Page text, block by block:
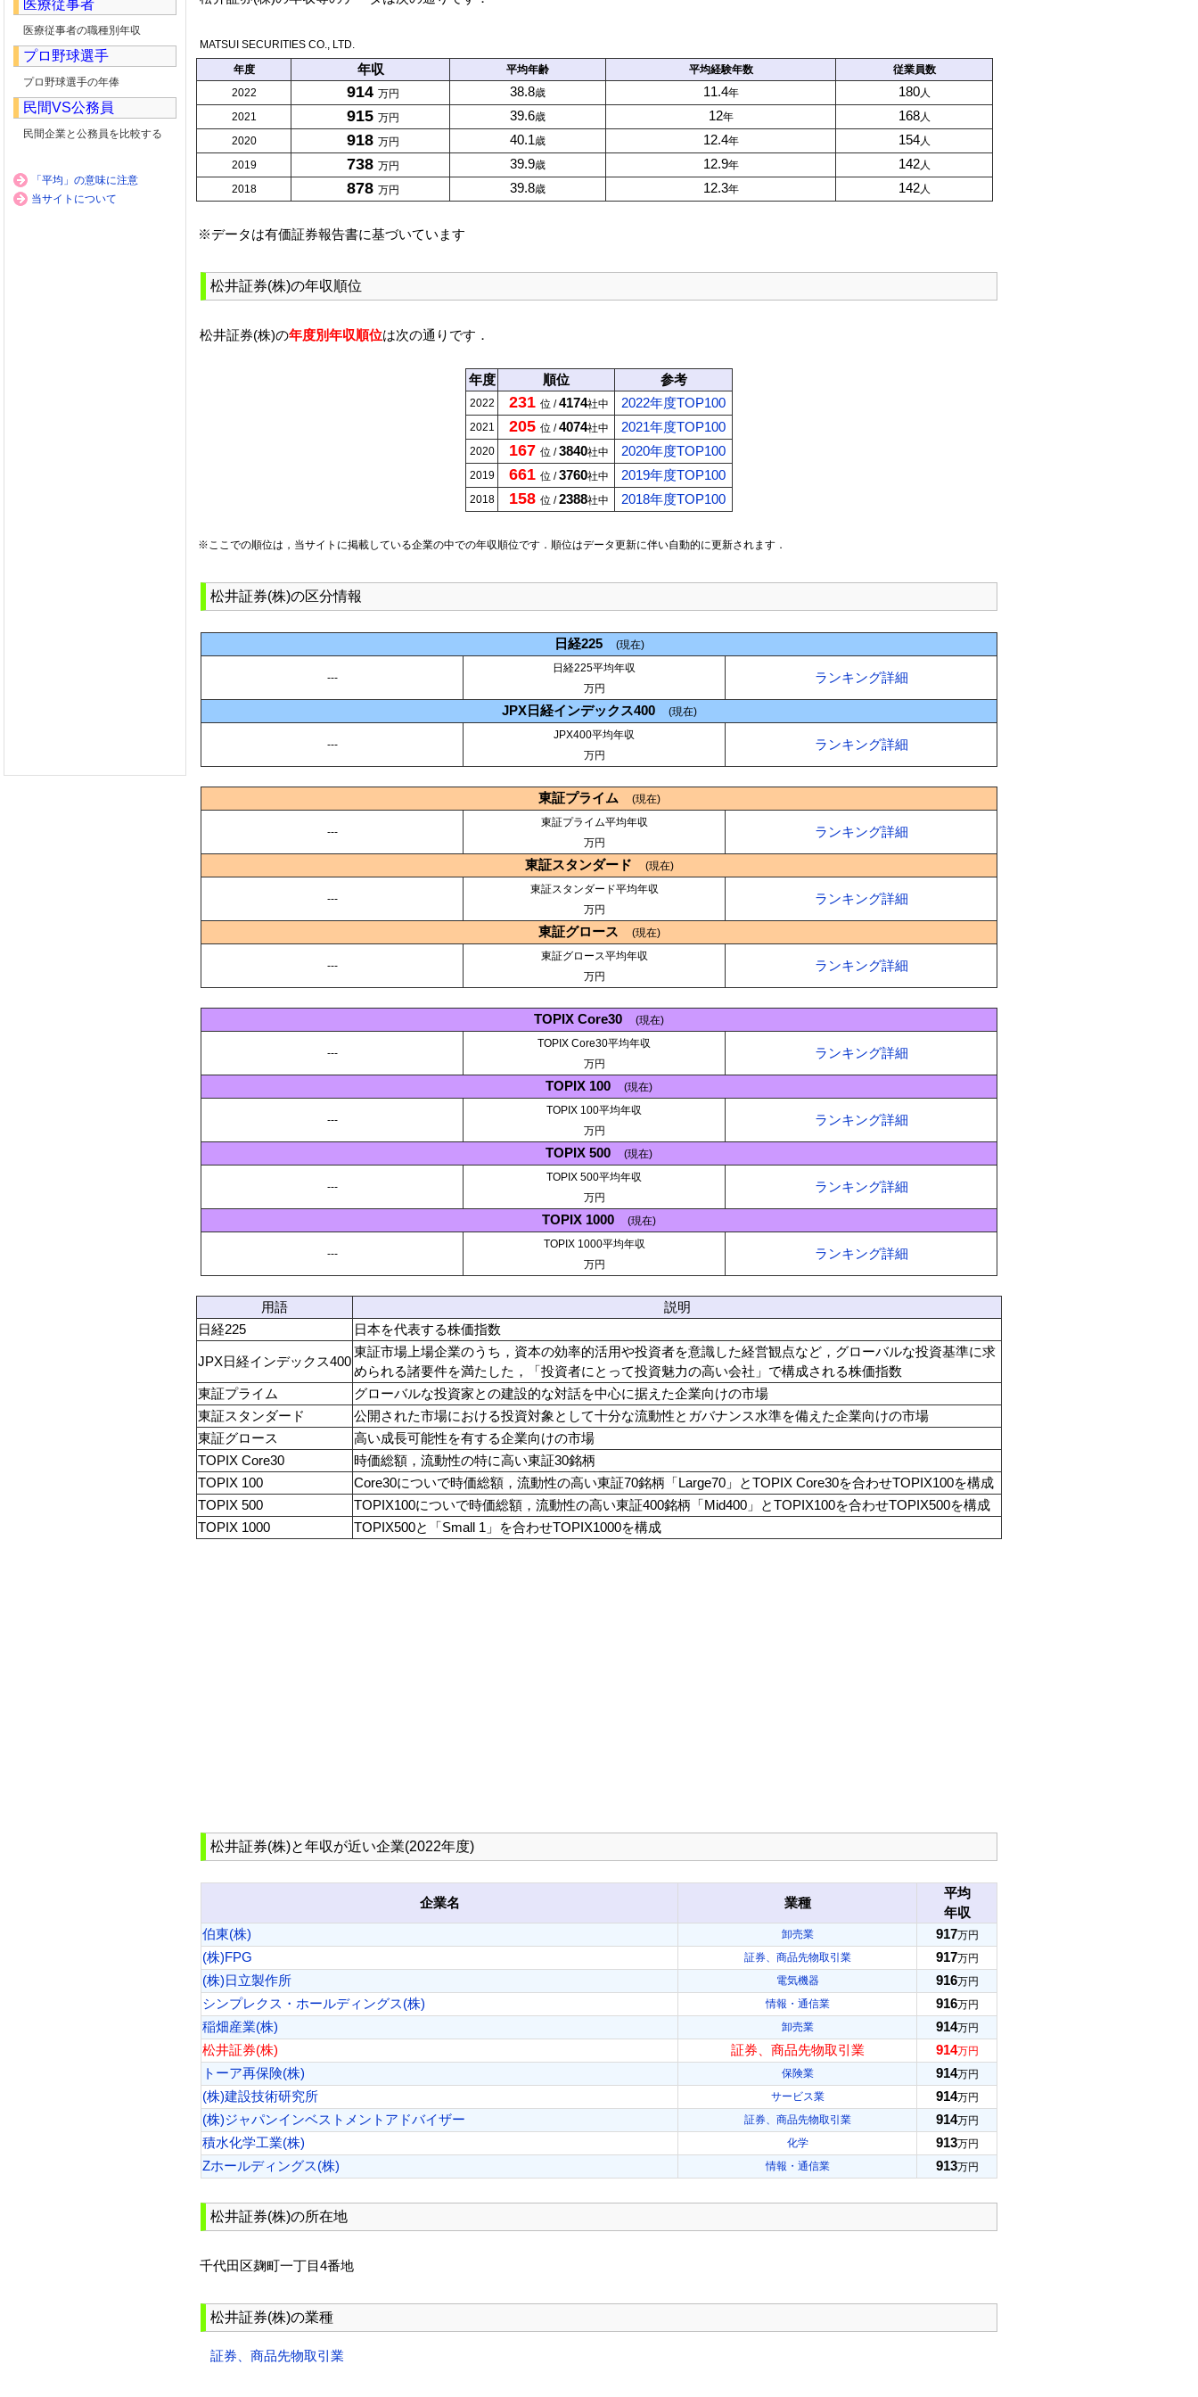
MATSUI SECURITIES CO., LTD.
年度
年収 平均年齢 平均経験年数
従業員数
2022
914 万円 38.8歳 11.4年 180人
2021
915 万円 39.6歳 12年 168人
2020
918 万円 40.1歳 12.4年 154人
2019
738 万円 39.9歳 12.9年 142人
2018
878 万円 39.8歳 12.3年 142人
※データは有価証券報告書に基づいています
松井証券(株)の年収順位
松井証券(株)の年度別年収順位は次の通りです．
年度 順位 参考
2022 231 位 /4174社中 2022年度TOP100
2021 205 位 /4074社中 2021年度TOP100
2020 167 位 /3840社中 2020年度TOP100
2019 661 位 /3760社中 2019年度TOP100
2018 158 位 /2388社中 2018年度TOP100
※ここでの順位は，当サイトに掲載している企業の中での年収順位です．順位はデータ更新に伴い自動的に更新されます．
松井証券(株)の区分情報
日経225 (現在)
---
日経225平均年収
万円
ランキング詳細
JPX日経インデックス400 (現在)
---
JPX400平均年収
万円
ランキング詳細
東証プライム (現在)
---
東証プライム平均年収
万円
ランキング詳細
東証スタンダード (現在)
---
東証スタンダード平均年収
万円
ランキング詳細
東証グロース (現在)
---
東証グロース平均年収
万円
ランキング詳細
TOPIX Core30 (現在)
---
TOPIX Core30平均年収
万円
ランキング詳細
TOPIX 100 (現在)
---
TOPIX 100平均年収
万円
ランキング詳細
TOPIX 500 (現在)
---
TOPIX 500平均年収
万円
ランキング詳細
TOPIX 1000 (現在)
---
TOPIX 1000平均年収
万円
ランキング詳細
用語
説明
日経225
日本を代表する株価指数
JPX日経インデックス400
東証市場上場企業のうち，資本の効率的活用や投資者を意識した経営観点など，グローバルな投資基準に求
められる諸要件を満たした，「投資者にとって投資魅力の高い会社」で構成される株価指数
東証プライム
グローバルな投資家との建設的な対話を中心に据えた企業向けの市場
東証スタンダード
公開された市場における投資対象として十分な流動性とガバナンス水準を備えた企業向けの市場
東証グロース
高い成長可能性を有する企業向けの市場
TOPIX Core30
時価総額，流動性の特に高い東証30銘柄
TOPIX 100
Core30についで時価総額，流動性の高い東証70銘柄「Large70」とTOPIX Core30を合わせTOPIX100を構成
TOPIX 500
TOPIX100についで時価総額，流動性の高い東証400銘柄「Mid400」とTOPIX100を合わせTOPIX500を構成
TOPIX 1000
TOPIX500と「Small 1」を合わせTOPIX1000を構成
松井証券(株)と年収が近い企業(2022年度)
企業名 業種
平均
年収
伯東(株)
卸売業 917万円
(株)FPG 証券、商品先物取引業 917万円
(株)日立製作所 電気機器 916万円
シンプレクス・ホールディングス(株) 情報・通信業 916万円
稲畑産業(株) 卸売業 914万円
松井証券(株) 証券、商品先物取引業 914万円
トーア再保険(株) 保険業 914万円
(株)建設技術研究所 サービス業 914万円
(株)ジャパンインベストメントアドバイザー 証券、商品先物取引業 914万円
積水化学工業(株) 化学 913万円
Zホールディングス(株) 情報・通信業 913万円
松井証券(株)の所在地
千代田区麹町一丁目4番地
松井証券(株)の業種
証券、商品先物取引業
医療従事者
医療従事者の職種別年収
プロ野球選手
プロ野球選手の年俸
民間VS公務員
民間企業と公務員を比較する
「平均」の意味に注意
当サイトについて